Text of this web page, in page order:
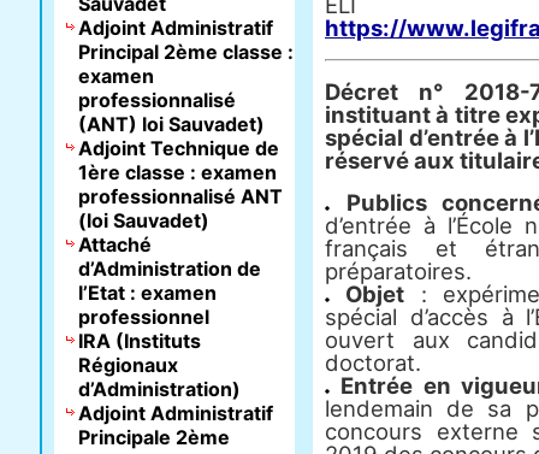
https://
Décret n°
instituant à titre
spécial d’entrée à
réservé aux
Publics
d’entrée à l’École
français et
préparatoires.
Objet :
spécial d’accès à
ouvert aux
doctorat.
Entrée en
lendemain de sa
concours externe
Adjoint Administratif
Principal 2ème classe :
examen
professionnalisé
(ANT) loi Sauvadet)
Adjoint Technique de
1ère classe : examen
professionnalisé ANT
(loi Sauvadet)
Attaché
d’Administration de
l’Etat : examen
professionnel
IRA (Instituts
Régionaux
d’Administration)
Adjoint Administratif
Principale 2ème